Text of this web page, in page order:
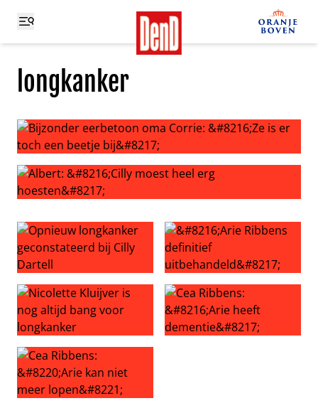
longkanker
Bijzonder eerbetoon oma Corrie: ‘Ze is er toch een
Opnieuw longkanker geconstateerd bij Cilly Dartell
‘Arie Ribbens definitief
Nicolette Kluijver is nog altijd bang voor longkanker